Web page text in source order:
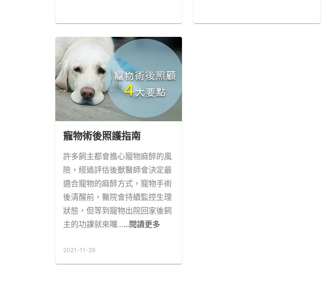
寵物術後照護指南
許多飼主都會擔心寵物麻醉的風
險，經過評估後獸醫師會決定最
適合寵物的麻醉方式，寵物手術
後清醒前，醫院會持續監控生理
狀態，但等到寵物出院回家後飼
主的功課就來囉......閱讀更多
2021-11-29